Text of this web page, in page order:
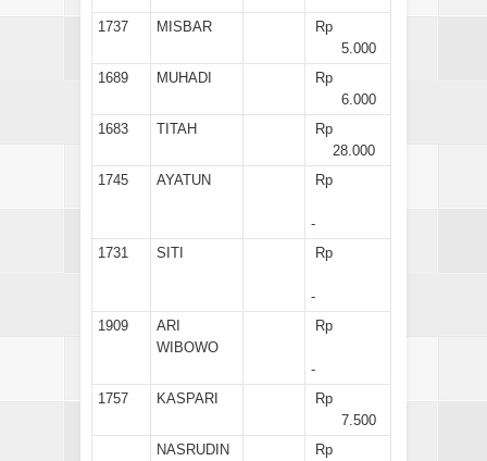
1737
MISBAR
Rp
5.000
1689
MUHADI
Rp
6.000
1683
TITAH
Rp
28.000
1745
AYATUN Rp
-
1731
SITI Rp
-
1909
ARI
WIBOWO
Rp
-
1757
KASPARI
Rp
7.500
NASRUDIN
Rp